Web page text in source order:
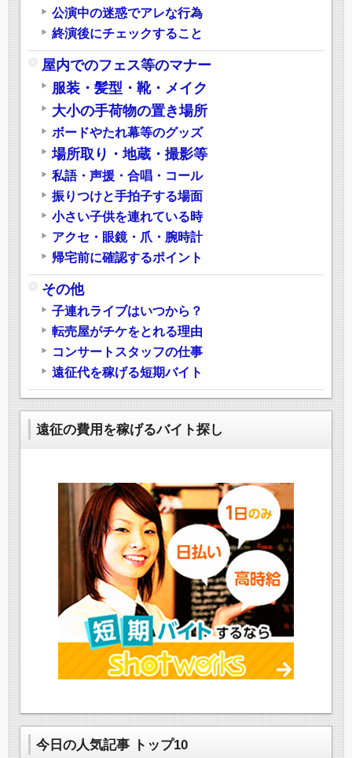
公演中の迷惑でアレな行為
終演後にチェックすること
屋内でのフェス等のマナー
服装・髪型・靴・メイク
大小の手荷物の置き場所
ボードやたれ幕等のグッズ
場所取り・地蔵・撮影等
私語・声援・合唱・コール
振りつけと手拍子する場面
小さい子供を連れている時
アクセ・眼鏡・爪・腕時計
帰宅前に確認するポイント
その他
子連れライブはいつから？
転売屋がチケをとれる理由
コンサートスタッフの仕事
遠征代を稼げる短期バイト
遠征の費用を稼げるバイト探し
今日の人気記事 トップ10